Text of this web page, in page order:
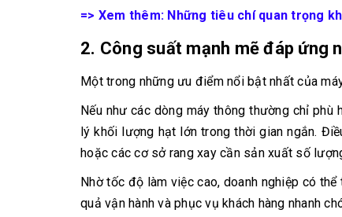
=> Xem thêm: Những tiêu chí quan trọng
2. Công suất mạnh mẽ đáp ứng
Một trong những ưu điểm nổi bật nhất của
Nếu như các dòng máy thông thường chỉ
lý khối lượng hạt lớn trong thời gian ngắn.
hoặc các cơ sở rang xay cần sản xuất số
Nhờ tốc độ làm việc cao, doanh nghiệp có
quả vận hành và phục vụ khách hàng nhanh